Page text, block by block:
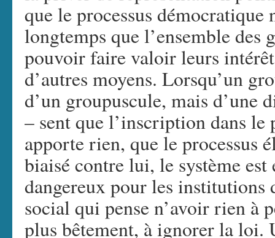
que le processus démocratique
longtemps que l’ensemble des
pouvoir faire valoir leurs
d’autres moyens. Lorsqu’un
d’un groupuscule, mais d’une
– sent que l’inscription dans
apporte rien, que le processus
biaisé contre lui, le système est
dangereux pour les institutions
social qui pense n’avoir rien à
plus bêtement, à ignorer la loi.